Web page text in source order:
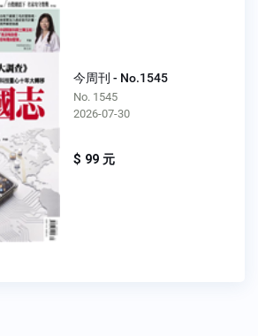
今周刊 - No.1545
No. 1545
2026-07-30
$ 99 元